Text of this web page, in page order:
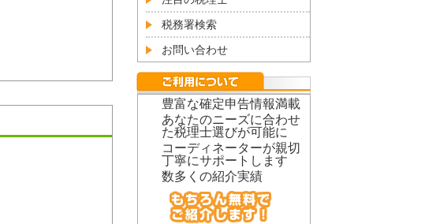
税務署検索
お問い合わせ
豊富な確定申告情報満載
あなたのニーズに合わせ
た税理士選びが可能に
コーディネーターが親切
丁寧にサポートします
数多くの紹介実績